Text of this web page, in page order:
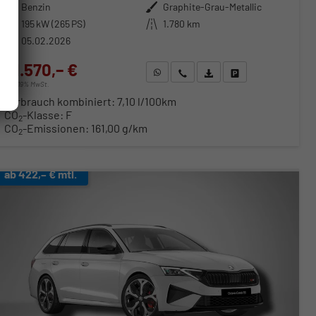
Benzin Außenfarbe Graphite-Grau-Metallic
195 kW (265 PS) Kilometerstand 1.780 km
05.02.2026
41.570,– €
incl. 19% MwSt.
WhatsApp anfragen
Wir rufen Sie anFahrzeugexposé (PDF)
Fahrzeug parken
Verbrauch kombiniert: 7,10 l/100km
CO2-Klasse: F
CO2-Emissionen: 161,00 g/km
ab 422,– € mtl.